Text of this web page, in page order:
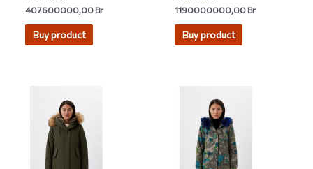
Rated
3.00
out of 5
407600000,00Br
Buy product
Rated
5.00
out of 5
1190000000,00Br
Buy product